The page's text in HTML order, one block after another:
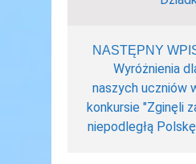
NASTĘPNY
Wyróżnienia
naszych uczniów
konkursie "Zginęli
niepodległą